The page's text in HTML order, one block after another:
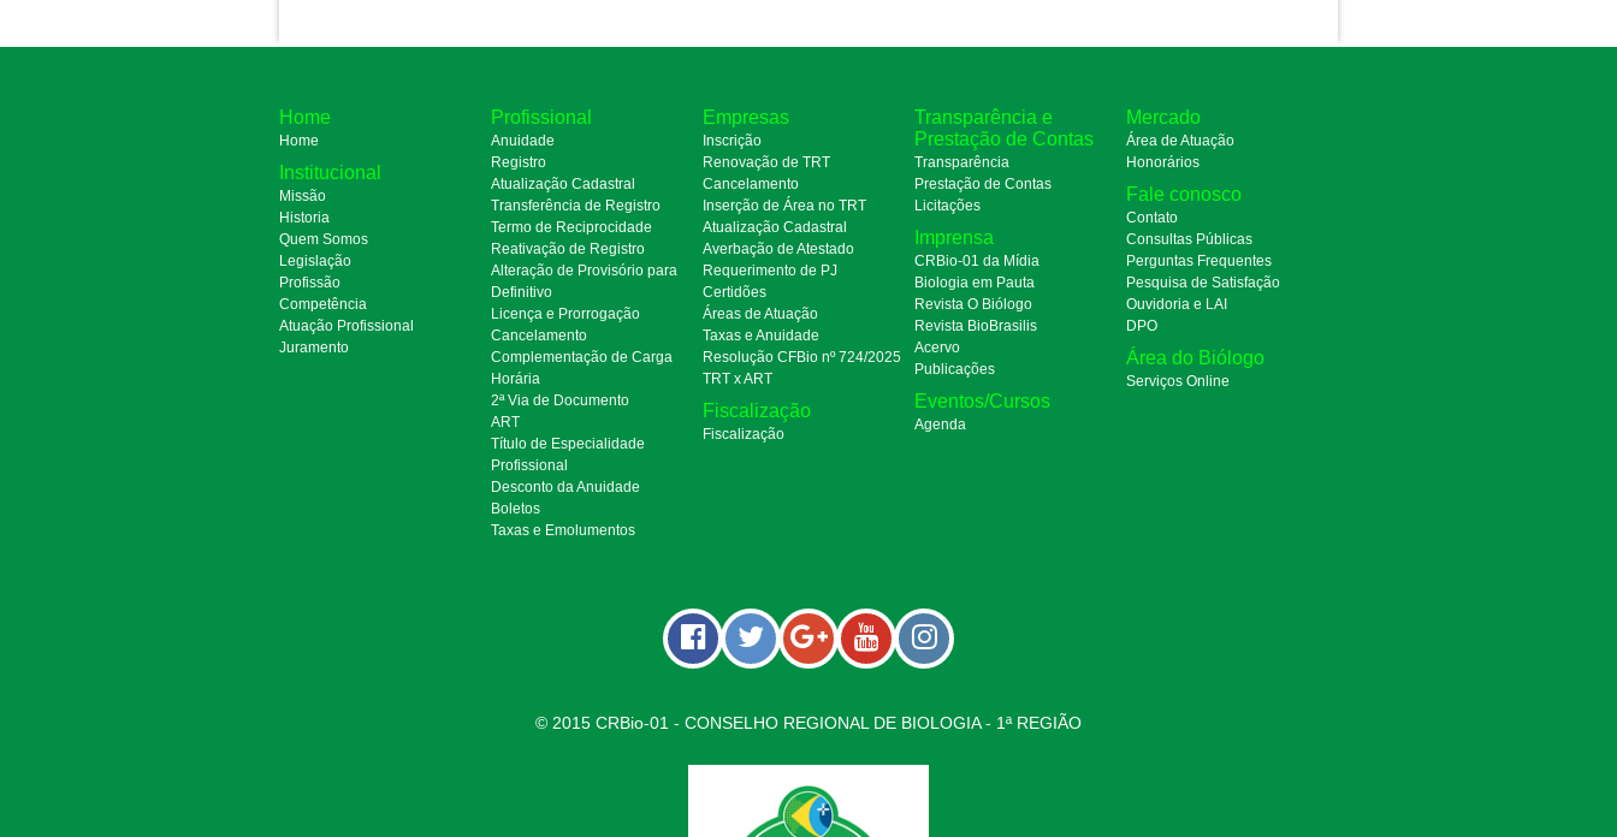
Home
Home
Institucional
Missão
Historia
Quem Somos
Legislação
Profissão
Competência
Atuação Profissional
Juramento
Profissional
Anuidade
Registro
Atualização Cadastral
Transferência de Registro
Termo de Reciprocidade
Reativação de Registro
Alteração de Provisório para
Definitivo
Licença e Prorrogação
Cancelamento
Complementação de Carga
Horária
2ª Via de Documento
ART
Título de Especialidade
Profissional
Desconto da Anuidade
Boletos
Taxas e Emolumentos
Empresas
Inscrição
Renovação de TRT
Cancelamento
Inserção de Área no TRT
Atualização Cadastral
Averbação de Atestado
Requerimento de PJ
Certidões
Áreas de Atuação
Taxas e Anuidade
Resolução CFBio nº 724/2025
TRT x ART
Fiscalização
Fiscalização
Transparência e
Prestação de Contas
Transparência
Prestação de Contas
Licitações
Imprensa
CRBio-01 da Mídia
Biologia em Pauta
Revista O Biólogo
Revista BioBrasilis
Acervo
Publicações
Eventos/Cursos
Agenda
Mercado
Área de Atuação
Honorários
Fale conosco
Contato
Consultas Públicas
Perguntas Frequentes
Pesquisa de Satisfação
Ouvidoria e LAI
DPO
Área do Biólogo
Serviços Online
© 2015 CRBio-01 - CONSELHO REGIONAL DE BIOLOGIA - 1ª REGIÃO